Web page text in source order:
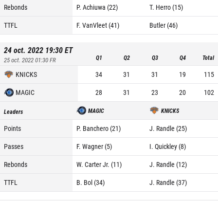
Rebonds
P. Achiuwa (22)
T. Herro (15)
TTFL
F. VanVleet (41) Butler (46)
24 oct. 2022 19:30ET
25 oct. 2022 01:30FR Q1 Q2 Q3 Q4 Total
KNICKS 34 31 31 19
115
MAGIC
28 31 23 20 102
Leaders MAGIC KNICKS
Points P. Banchero (21)
J. Randle (25)
Passes
F. Wagner (5)
I. Quickley (8)
Rebonds
W. Carter Jr. (11)
J. Randle (12)
TTFL
B. Bol (34) J. Randle (37)